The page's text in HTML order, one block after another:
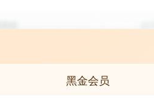
黑金会员